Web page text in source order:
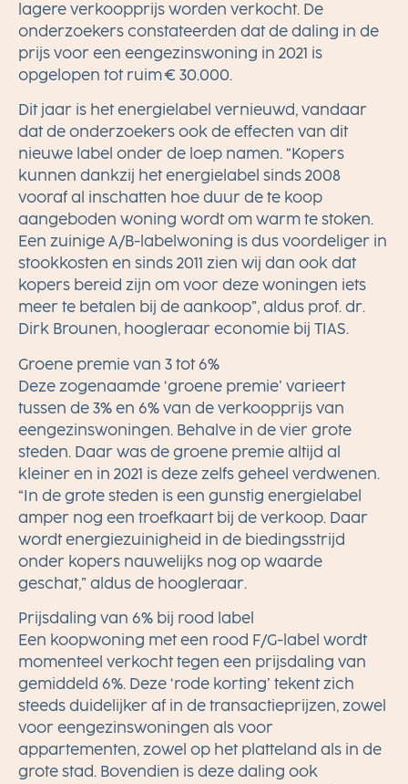
lagere verkoopprijs worden verkocht. De
onderzoekers constateerden dat de daling in de
prijs voor een eengezinswoning in 2021 is
opgelopen tot ruim € 30.000.
Dit jaar is het energielabel vernieuwd, vandaar
dat de onderzoekers ook de effecten van dit
nieuwe label onder de loep namen. “Kopers
kunnen dankzij het energielabel sinds 2008
vooraf al inschatten hoe duur de te koop
aangeboden woning wordt om warm te stoken.
Een zuinige A/B-labelwoning is dus voordeliger in
stookkosten en sinds 2011 zien wij dan ook dat
kopers bereid zijn om voor deze woningen iets
meer te betalen bij de aankoop”, aldus prof. dr.
Dirk Brounen, hoogleraar economie bij TIAS.
Groene premie van 3 tot 6%
Deze zogenaamde ‘groene premie’ varieert
tussen de 3% en 6% van de verkoopprijs van
eengezinswoningen. Behalve in de vier grote
steden. Daar was de groene premie altijd al
kleiner en in 2021 is deze zelfs geheel verdwenen.
“In de grote steden is een gunstig energielabel
amper nog een troefkaart bij de verkoop. Daar
wordt energiezuinigheid in de biedingsstrijd
onder kopers nauwelijks nog op waarde
geschat,” aldus de hoogleraar.
Prijsdaling van 6% bij rood label
Een koopwoning met een rood F/G-label wordt
momenteel verkocht tegen een prijsdaling van
gemiddeld 6%. Deze ‘rode korting’ tekent zich
steeds duidelijker af in de transactieprijzen, zowel
voor eengezinswoningen als voor
appartementen, zowel op het platteland als in de
grote stad. Bovendien is deze daling ook